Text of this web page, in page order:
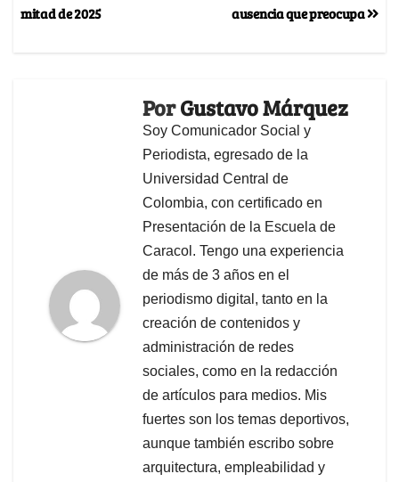
ausencia que preocupa
mitad de 2025
PorGustavo Márquez
Soy Comunicador Social y
Periodista, egresado de la
Universidad Central de
Colombia, con certificado en
Presentación de la Escuela de
Caracol. Tengo una experiencia
de más de 3 años en el
periodismo digital, tanto en la
creación de contenidos y
administración de redes
sociales, como en la redacción
de artículos para medios. Mis
fuertes son los temas deportivos,
aunque también escribo sobre
arquitectura, empleabilidad y